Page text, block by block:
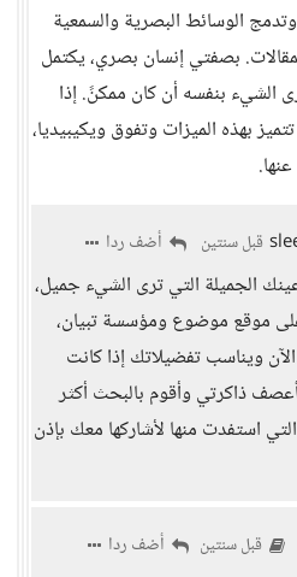
الوسائط البصرية والسمعية
بصفتي إنسان بصري، يكتمل
الشيء بنفسه أن كان ممكنً. إذا
بهذه الميزات وتفوق ويكيبيديا،
قبل سنتين أضف ردا
الجميلة التي ترى الشيء جميل،
موقع موضوع ومؤسسة تبيان،
ويناسب تفضيلاتك إذا كانت
ذاكرتي وأقوم بالبحث أكثر
استفدت منها لأشاركها معك بإذن
قبل سنتين أضف ردا